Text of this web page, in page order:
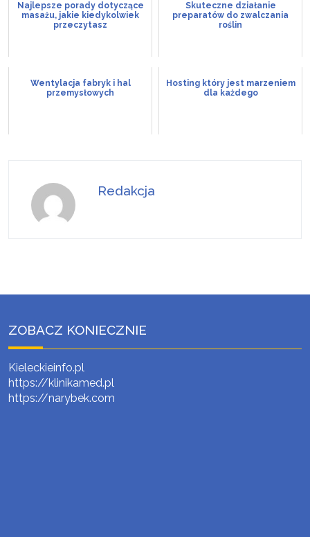
Najlepsze porady dotyczące
masażu, jakie kiedykolwiek
przeczytasz
Skuteczne działanie
preparatów do zwalczania
roślin
Wentylacja fabryk i hal
przemysłowych
Hosting który jest marzeniem
dla każdego
Redakcja
ZOBACZ KONIECZNIE
Kieleckieinfo.pl
https://klinikamed.pl
https://narybek.com